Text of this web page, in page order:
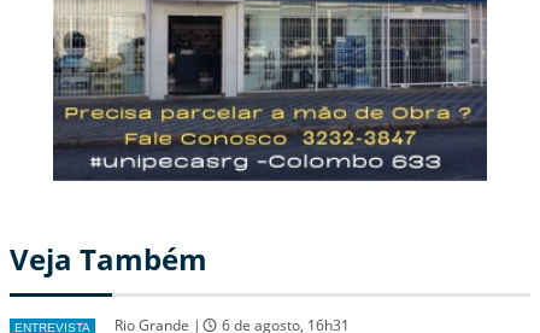
Veja Também
ENTREVISTA Rio Grande | 6 de agosto, 16h31